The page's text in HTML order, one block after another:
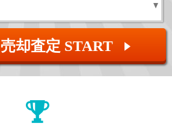
売却査定 START ▲